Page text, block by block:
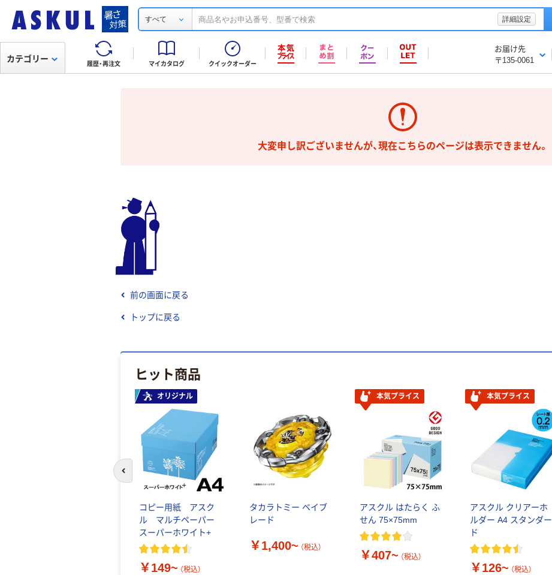
すべて 詳細設定
履歴・再注文 マイカタログ クイックオーダー
お届け先
〒135-0061
カテゴリー
大変申し訳ございませんが、現在こちらのページは表示できません。
前の画面に戻る
トップに戻る
ヒット商品
オリジナル
コピー用紙 アスク
ル マルチペーパー
スーパーホワイト+
￥149~ （税込）
タカラトミー ベイブ
レード
￥1,400~ （税込）
本気プライス
アスクル はたらく ふ
せん 75×75mm
￥407~ （税込）
本気プライス
アスクル クリアーホ
ルダー A4 スタンダー
ド
￥126~ （税込）
前のスライドへ